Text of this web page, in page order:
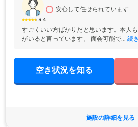
なサポートのもと快適で安心した日々をお
4.4
安心して任せられています
すごくいい方ばかりだと思います。本人
がいると言っています。 面会可能で... 続
空き状況を知る
施設の詳細を見る